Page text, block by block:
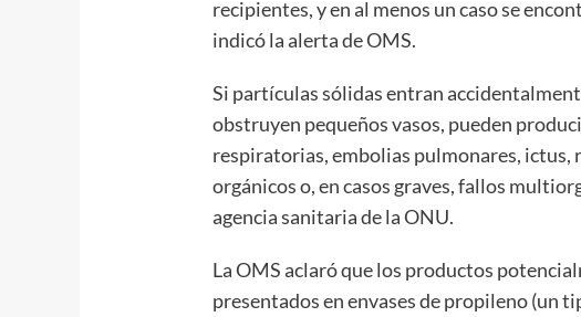
recipientes, y en al menos un caso se
indicó la alerta de OMS.
Si partículas sólidas entran
obstruyen pequeños vasos, pueden
respiratorias, embolias pulmonares, ictus,
orgánicos o, en casos graves, fallos
agencia sanitaria de la ONU.
La OMS aclaró que los productos
presentados en envases de propileno (un